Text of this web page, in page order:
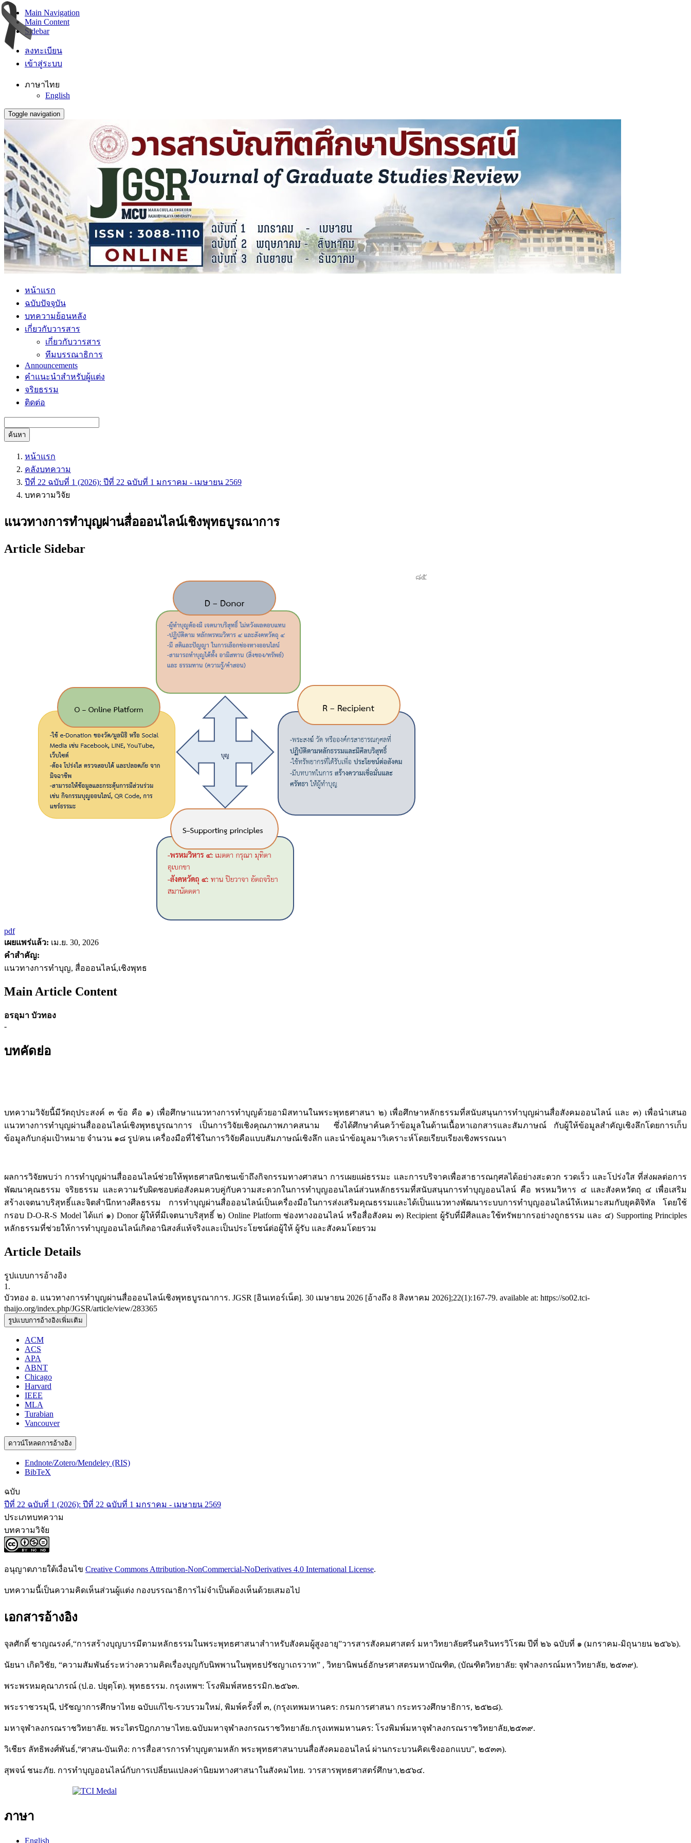
Main Navigation
Main Content
Sidebar
ลงทะเบียน
เข้าสู่ระบบ
ภาษาไทย
English
Toggle navigation
หน้าแรก
ฉบับปัจจุบัน
บทความย้อนหลัง
เกี่ยวกับวารสาร
เกี่ยวกับวารสาร
ทีมบรรณาธิการ
Announcements
คำแนะนำสำหรับผู้แต่ง
จริยธรรม
ติดต่อ
ค้นหา
หน้าแรก
คลังบทความ
ปีที่ 22 ฉบับที่ 1 (2026): ปีที่ 22 ฉบับที่ 1 มกราคม - เมษายน 2569
บทความวิจัย
แนวทางการทำบุญผ่านสื่อออนไลน์เชิงพุทธบูรณาการ
Article Sidebar
pdf
เผยแพร่แล้ว: เม.ย. 30, 2026
คำสำคัญ:
แนวทางการทำบุญ, สื่อออนไลน์,เชิงพุทธ
Main Article Content
อรอุมา บัวทอง
-
บทคัดย่อ
บทความวิจัยนี้มีวัตถุประสงค์ ๓ ข้อ คือ ๑) เพื่อศึกษาแนวทางการทำบุญด้วยอามิสทานในพระพุทธศาสนา ๒) เพื่อศึกษาหลักธรรมที่สนับสนุนการทำบุญผ่านสื่อสังคมออนไลน์ และ ๓) เพื่อนำเสนอ
แนวทางการทำบุญผ่านสื่อออนไลน์เชิงพุทธบูรณาการ เป็นการวิจัยเชิงคุณภาพภาคสนาม ซึ่งได้ศึกษาค้นคว้าข้อมูลในด้านเนื้อหาเอกสารและสัมภาษณ์ กับผู้ให้ข้อมูลสำคัญเชิงลึกโดยการเก็บ
ข้อมูลกับกลุ่มเป้าหมาย จำนวน ๑๘ รูป/คน เครื่องมือที่ใช้ในการวิจัยคือแบบสัมภาษณ์เชิงลึก และนำข้อมูลมาวิเคราะห์โดยเรียบเรียงเชิงพรรณนา
ผลการวิจัยพบว่า การทำบุญผ่านสื่อออนไลน์ช่วยให้พุทธศาสนิกชนเข้าถึงกิจกรรมทางศาสนา การเผยแผ่ธรรมะ และการบริจาคเพื่อสาธารณกุศลได้อย่างสะดวก รวดเร็ว และโปร่งใส ที่ส่งผลต่อการ
พัฒนาคุณธรรม จริยธรรม และความรับผิดชอบต่อสังคมควบคู่กับความสะดวกในการทำบุญออนไลน์ส่วนหลักธรรมที่สนับสนุนการทำบุญออนไลน์ คือ พรหมวิหาร ๔ และสังคหวัตถุ ๔ เพื่อเสริม
สร้างเจตนาบริสุทธิ์และจิตสำนึกทางศีลธรรม การทำบุญผ่านสื่อออนไลน์เป็นเครื่องมือในการส่งเสริมคุณธรรมและได้เป็นแนวทางพัฒนาระบบการทำบุญออนไลน์ให้เหมาะสมกับยุคดิจิทัล โดยใช้
กรอบ D-O-R-S Model ได้แก่ ๑) Donor ผู้ให้ที่มีเจตนาบริสุทธิ์ ๒) Online Platform ช่องทางออนไลน์ หรือสื่อสังคม ๓) Recipient ผู้รับที่มีศีลและใช้ทรัพยากรอย่างถูกธรรม และ ๔) Supporting Principles
หลักธรรมที่ช่วยให้การทำบุญออนไลน์เกิดอานิสงส์แท้จริงและเป็นประโยชน์ต่อผู้ให้ ผู้รับ และสังคมโดยรวม
Article Details
รูปแบบการอ้างอิง
1.
บัวทอง อ. แนวทางการทำบุญผ่านสื่อออนไลน์เชิงพุทธบูรณาการ. JGSR [อินเทอร์เน็ต]. 30 เมษายน 2026 [อ้างถึง 8 สิงหาคม 2026];22(1):167-79. available at: https://so02.tci-
thaijo.org/index.php/JGSR/article/view/283365
รูปแบบการอ้างอิงเพิ่มเติม
ACM
ACS
APA
ABNT
Chicago
Harvard
IEEE
MLA
Turabian
Vancouver
ดาวน์โหลดการอ้างอิง
Endnote/Zotero/Mendeley (RIS)
BibTeX
ฉบับ
ปีที่ 22 ฉบับที่ 1 (2026): ปีที่ 22 ฉบับที่ 1 มกราคม - เมษายน 2569
ประเภทบทความ
บทความวิจัย
อนุญาตภายใต้เงื่อนไข Creative Commons Attribution-NonCommercial-NoDerivatives 4.0 International License.
บทความนี้เป็นความคิดเห็นส่วนผู้แต่ง กองบรรณาธิการไม่จำเป็นต้องเห็นด้วยเสมอไป
เอกสารอ้างอิง
จุลศักดิ์ ชาญณรงค์,“การสร้างบุญบารมีตามหลักธรรมในพระพุทธศาสนาสําาหรับสังคมผู้สูงอายุ”วารสารสังคมศาสตร์ มหาวิทยาลัยศรีนครินทรวิโรฒ ปีที่ ๒๖ ฉบับที่ ๑ (มกราคม-มิถุนายน ๒๕๖๖).
นัยนา เกิดวิชัย, “ความสัมพันธ์ระหว่างความคิดเรื่องบุญกับนิพพานในพุทธปรัชญาเถรวาท” , วิทยานิพนธ์อักษรศาสตรมหาบัณฑิต, (บัณฑิตวิทยาลัย: จุฬาลงกรณ์มหาวิทยาลัย, ๒๕๓๙).
พระพรหมคุณาภรณ์ (ป.อ. ปยุตฺโต). พุทธธรรม. กรุงเทพฯ: โรงพิมพ์สหธรรมิก.๒๕๖๓.
พระราชวรมุนี, ปรัชญาการศึกษาไทย ฉบับแก้ไข-รวบรวมใหม่, พิมพ์ครั้งที่ ๓, (กรุงเทพมหานคร: กรมการศาสนา กระทรวงศึกษาธิการ, ๒๕๒๘).
มหาจุฬาลงกรณราชวิทยาลัย. พระไตรปิฎกภาษาไทย.ฉบับมหาจุฬาลงกรณราชวิทยาลัย.กรุงเทพมหานคร: โรงพิมพ์มหาจุฬาลงกรณราชวิทยาลัย,๒๕๓๙.
วิเชียร ลัทธิพงศ์พันธ์,“ศาสน-บันเทิง: การสื่อสารการทำบุญตามหลัก พระพุทธศาสนาบนสื่อสังคมออนไลน์ ผ่านกระบวนคิดเชิงออกแบบ”, ๒๕๓๓).
สุพจน์ ชนะภัย. การทำบุญออนไลน์กับการเปลี่ยนแปลงค่านิยมทางศาสนาในสังคมไทย. วารสารพุทธศาสตร์ศึกษา,๒๕๖๔.
ภาษา
English